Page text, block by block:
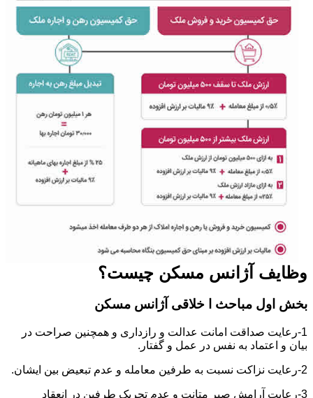
وظایف آژانس مسکن چیست؟
بخش اول مباحث ا خلاقی آژانس مسکن
1-رعایت صداقت امانت عدالت و رازداری و همچنین صراحت در
بیان و اعتماد به نفس در عمل و گفتار.
2-رعایت نزاکت نسبت به طرفین معامله و عدم تبعیض بین ایشان.
3-رعایت آرامش صبر متانت و عدم تحریک طرفین در انعقاد